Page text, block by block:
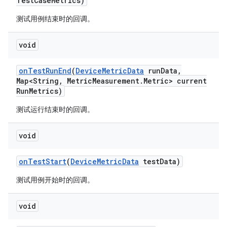
测试用例结束时的回调。
void
onTestRunEnd(DeviceMetricData runData ,
Map<String , MetricMeasurement. Metric> current
RunMetrics)
测试运行结束时的回调。
void
onTestStart(DeviceMetricData testData)
测试用例开始时的回调。
void